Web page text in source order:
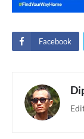
Facebook